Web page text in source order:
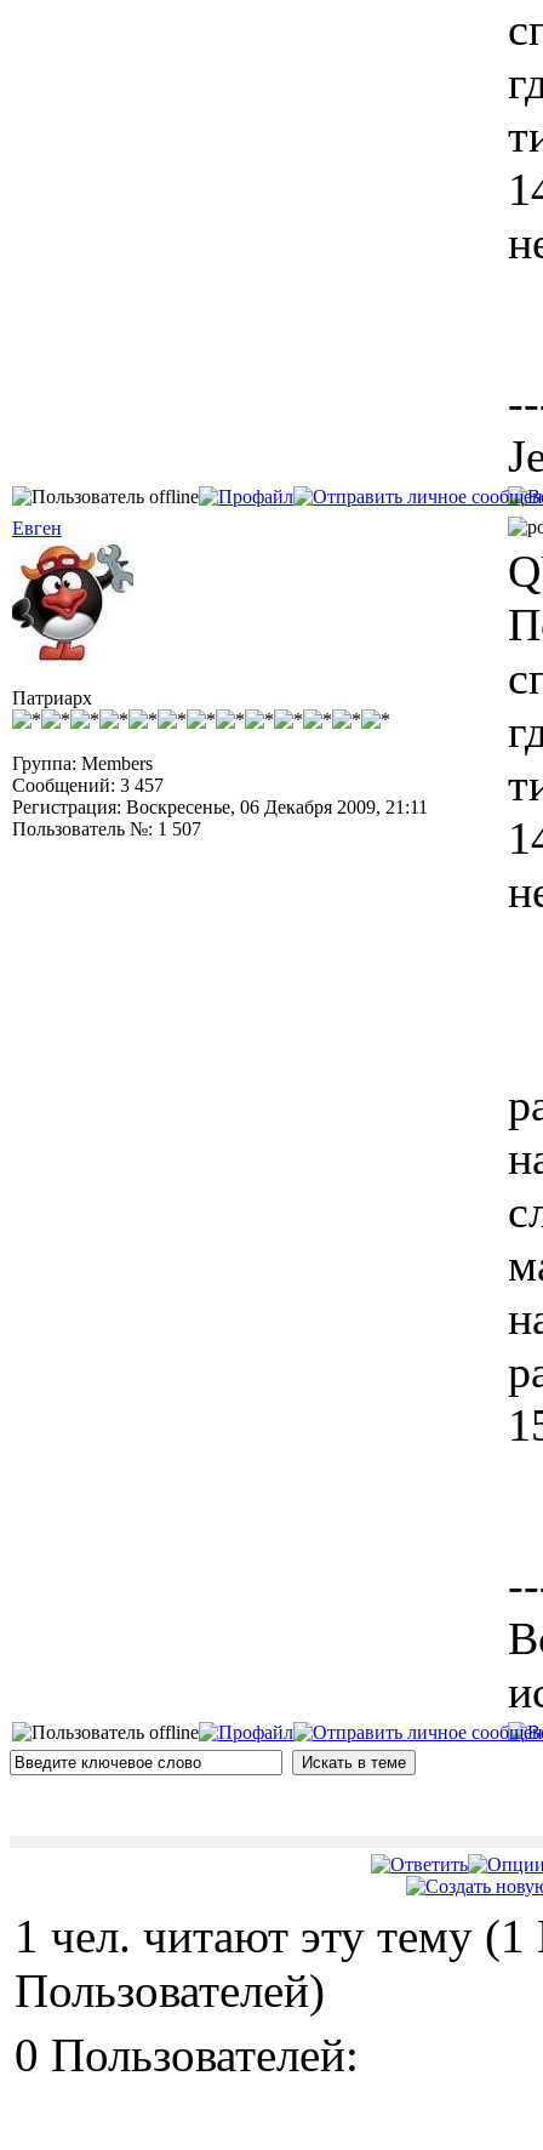
Евген
Патриарх
Группа: Members
Сообщений: 3 457
Регистрация: Воскресенье, 06 Декабря 2009, 21:11
Пользователь №: 1 507
1 чел. читают эту тему
Пользователей)
0 Пользователей: